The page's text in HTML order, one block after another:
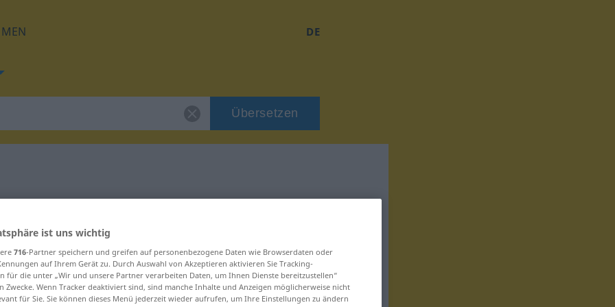
DE
Übersetzen
für "schlapp"
ist uns wichtig
716-Partner speichern und greifen auf personenbezogene Daten wie Browserdaten oder
auf Ihrem Gerät zu. Durch Auswahl von Akzeptieren aktivieren Sie Tracking-
für die unter „Wir und unsere Partner verarbeiten Daten, um Ihnen Dienste bereitzustellen“
Zwecke. Wenn Tracker deaktiviert sind, sind manche Inhalte und Anzeigen möglicherweise nicht
für Sie. Sie können dieses Menü jederzeit wieder aufrufen, um Ihre Einstellungen zu ändern